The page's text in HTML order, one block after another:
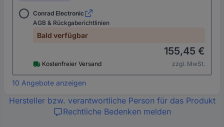
Conrad Electronic
AGB & Rückgaberichtlinien
Bald verfügbar
Kostenfreier Versand
155,45 €
zzgl. MwSt.
10 Angebote anzeigen
Hersteller bzw. verantwortliche Person für das Produkt
Rechtliche Bedenken melden